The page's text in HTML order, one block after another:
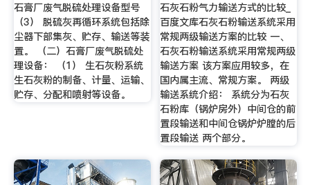
石膏厂废气脱硫处理设备型号
（3） 脱硫灰再循环系统包括除
尘器下部集灰、贮存、输送等装
置。 （二）石膏厂废气脱硫处
理设备： （1） 生石灰粉系统
生石灰粉的制备、计量、运输、
贮存、分配和喷射等设备。
石灰石粉气力输送方式的比较_
百度文库石灰石粉输送系统采用
常规两级输送方案的比较 一、
石灰石粉输送系统采用常规两级
输送方案 该方案应用较多，在
国内属主流、常规方案。 两级
输送系统介绍： 系统分为石灰
石粉库（锅炉房外）中间仓的前
置段输送和中间仓锅炉炉膛的后
置段输送 两个部分。